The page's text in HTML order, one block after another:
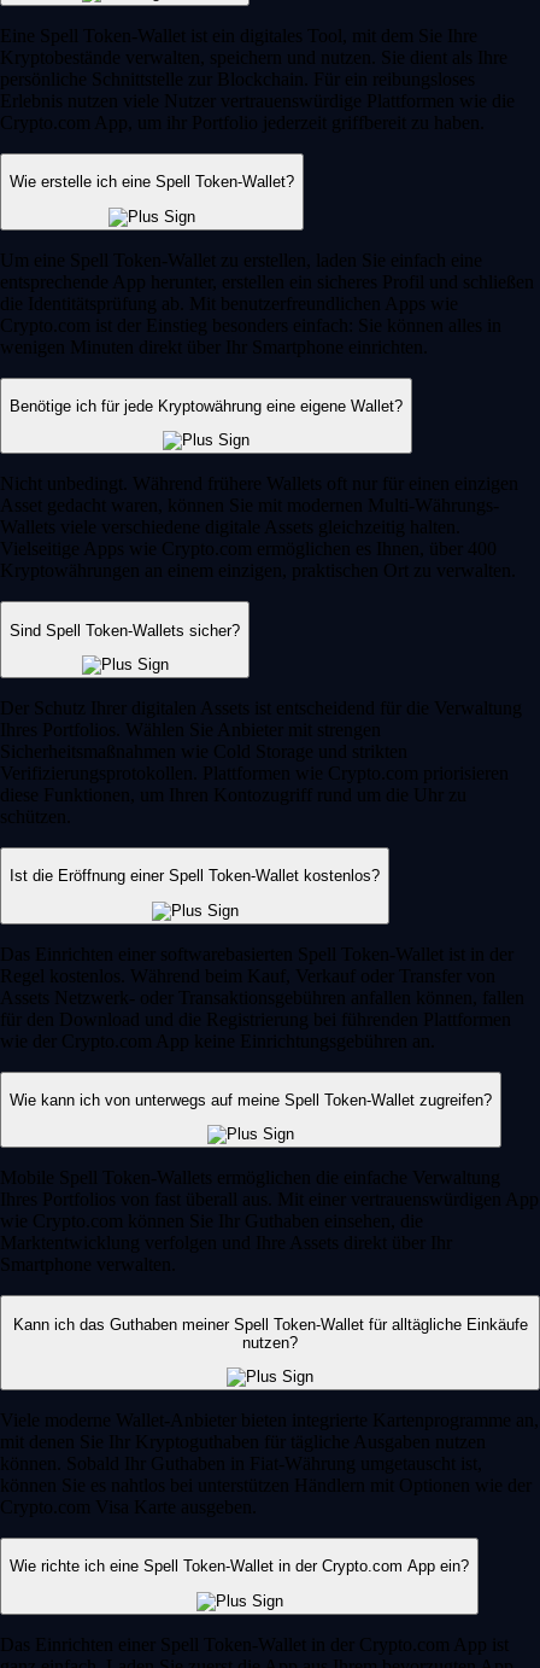
Eine Spell Token-Wallet ist ein digitales Tool, mit dem Sie Ihre
Kryptobestände verwalten, speichern und nutzen. Sie dient als Ihre
persönliche Schnittstelle zur Blockchain. Für ein reibungsloses
Erlebnis nutzen viele Nutzer vertrauenswürdige Plattformen wie die
Crypto.com App, um ihr Portfolio jederzeit griffbereit zu haben.
Wie erstelle ich eine Spell Token-Wallet?
Um eine Spell Token-Wallet zu erstellen, laden Sie einfach eine
entsprechende App herunter, erstellen ein sicheres Profil und schließen
die Identitätsprüfung ab. Mit benutzerfreundlichen Apps wie
Crypto.com ist der Einstieg besonders einfach: Sie können alles in
wenigen Minuten direkt über Ihr Smartphone einrichten.
Benötige ich für jede Kryptowährung eine eigene Wallet?
Nicht unbedingt. Während frühere Wallets oft nur für einen einzigen
Asset gedacht waren, können Sie mit modernen Multi-Währungs-
Wallets viele verschiedene digitale Assets gleichzeitig halten.
Vielseitige Apps wie Crypto.com ermöglichen es Ihnen, über 400
Kryptowährungen an einem einzigen, praktischen Ort zu verwalten.
Sind Spell Token-Wallets sicher?
Der Schutz Ihrer digitalen Assets ist entscheidend für die Verwaltung
Ihres Portfolios. Wählen Sie Anbieter mit strengen
Sicherheitsmaßnahmen wie Cold Storage und strikten
Verifizierungsprotokollen. Plattformen wie Crypto.com priorisieren
diese Funktionen, um Ihren Kontozugriff rund um die Uhr zu
schützen.
Ist die Eröffnung einer Spell Token-Wallet kostenlos?
Das Einrichten einer softwarebasierten Spell Token-Wallet ist in der
Regel kostenlos. Während beim Kauf, Verkauf oder Transfer von
Assets Netzwerk- oder Transaktionsgebühren anfallen können, fallen
für den Download und die Registrierung bei führenden Plattformen
wie der Crypto.com App keine Einrichtungsgebühren an.
Wie kann ich von unterwegs auf meine Spell Token-Wallet zugreifen?
Mobile Spell Token-Wallets ermöglichen die einfache Verwaltung
Ihres Portfolios von fast überall aus. Mit einer vertrauenswürdigen App
wie Crypto.com können Sie Ihr Guthaben einsehen, die
Marktentwicklung verfolgen und Ihre Assets direkt über Ihr
Smartphone verwalten.
Kann ich das Guthaben meiner Spell Token-Wallet für alltägliche Einkäufe
nutzen?
Viele moderne Wallet-Anbieter bieten integrierte Kartenprogramme an,
mit denen Sie Ihr Kryptoguthaben für tägliche Ausgaben nutzen
können. Sobald Ihr Guthaben in Fiat-Währung umgetauscht ist,
können Sie es nahtlos bei unterstützen Händlern mit Optionen wie der
Crypto.com Visa Karte ausgeben.
Wie richte ich eine Spell Token-Wallet in der Crypto.com App ein?
Das Einrichten einer Spell Token-Wallet in der Crypto.com App ist